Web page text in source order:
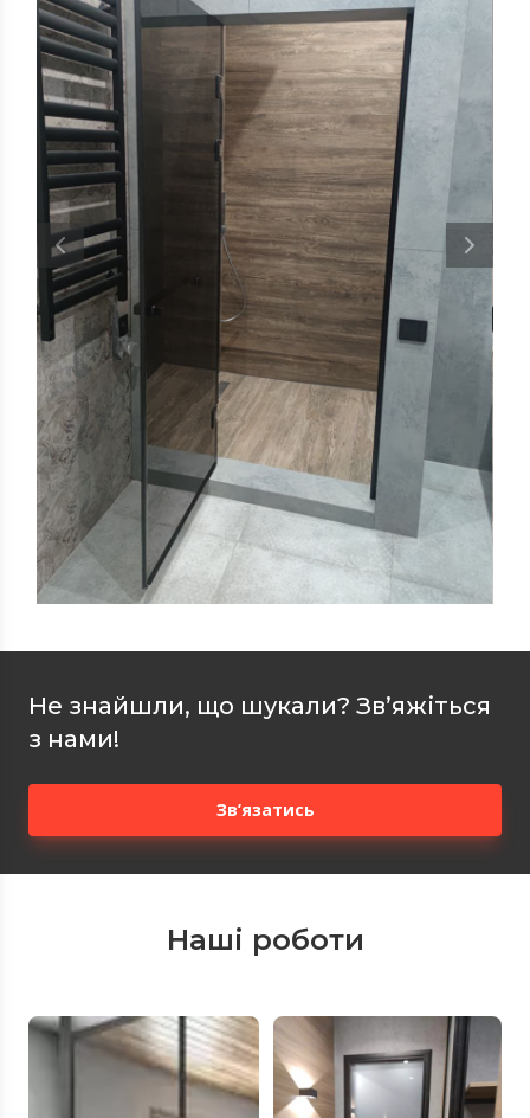
Не знайшли, що шукали? Зв’яжіться
з нами!
Зв’язатись
Наші роботи